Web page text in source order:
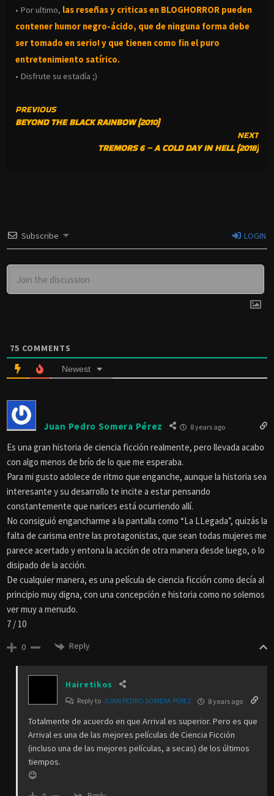
• Por ultimo, las reseñas y criticas en BLOGHORROR pueden
contener humor negro-ácido, que de ninguna forma debe
ser tomado en serio! y que tienen como fin el puro
entretenimiento satírico.
• Disfrute su estadía ;)
CONTINUE
READING
PREVIOUS
BEYOND THE BLACK RAINBOW (2010)
NEXT
TREMORS 6 – A COLD DAY IN HELL (2018)
Subscribe LOGIN
75 COMMENTS
Newest
Juan Pedro Somera Pérez 8 years ago
Es una gran historia de ciencia ficción realmente, pero llevada acabo
con algo menos de brío de lo que me esperaba.
Para mi gusto adolece de ritmo que enganche, aunque la historia sea
interesante y su desarrollo te incite a estar pensando
constantemente que narices está ocurriendo allí.
No consiguió engancharme a la pantalla como “La LLegada”, quizás la
falta de carisma entre las protagonistas, que sean todas mujeres me
parece acertado y entona la acción de otra manera desde luego, o lo
disipado de la acción.
De cualquier manera, es una película de ciencia ficción como decía al
principio muy digna, con una concepción e historia como no solemos
ver muy a menudo.
7 / 10
0 Reply
Hairetikos
Reply to JUAN PEDRO SOMERA PÉREZ 8 years ago
Totalmente de acuerdo en que Arrival es superior. Pero es que
Arrival es una de las mejores películas de Ciencia Ficción
(incluso una de las mejores películas, a secas) de los últimos
tiempos.
😉